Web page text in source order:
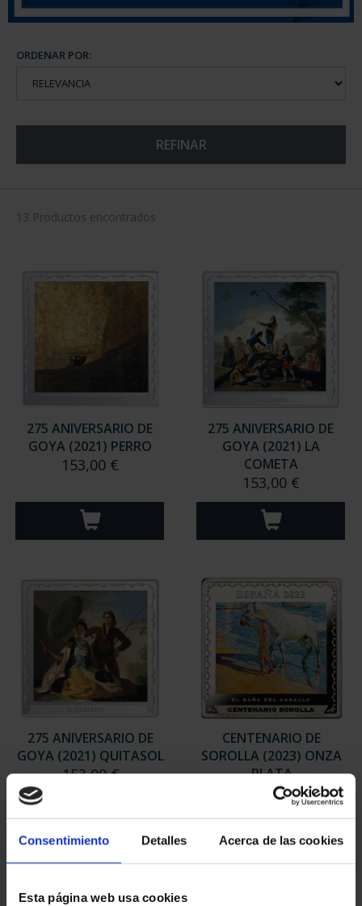
Consentimiento Detalles Acerca de las cookies
Esta página web usa cookies
ORDENAR POR:
REFINAR
13 Productos encontrados
275 ANIVERSARIO DE
GOYA (2021) PERRO
153,00 €
275 ANIVERSARIO DE
GOYA (2021) LA
COMETA
153,00 €
275 ANIVERSARIO DE
GOYA (2021) QUITASOL
153,00 €
CENTENARIO DE
SOROLLA (2023) ONZA
PLATA
153,00 €